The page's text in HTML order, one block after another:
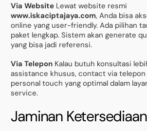
Via Website Lewat website resmi
www.iskaciptajaya.com, Anda bisa
online yang user-friendly. Ada pilihan
paket lengkap. Sistem akan generate
yang bisa jadi referensi.
Via Telepon Kalau butuh konsultasi
assistance khusus, contact via
personal touch yang optimal dalam
service.
Jaminan